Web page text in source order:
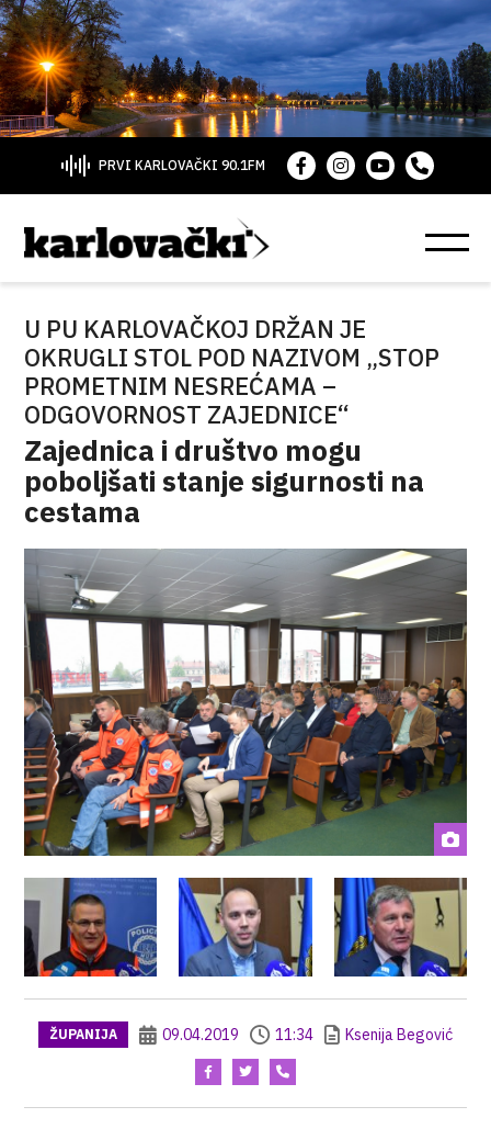
PRVI KARLOVAČKI 90.1FM
U PU KARLOVAČKOJ DRŽAN JE
OKRUGLI STOL POD NAZIVOM „STOP
PROMETNIM NESREĆAMA –
ODGOVORNOST ZAJEDNICE“
Zajednica i društvo mogu
poboljšati stanje sigurnosti na
cestama
ŽUPANIJA 09.04.2019 11:34 Ksenija Begović